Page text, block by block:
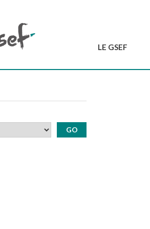
LE GSEF